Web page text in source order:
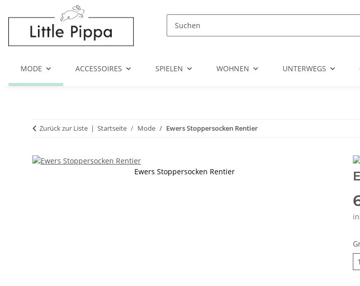
Zum Hauptinhalt springen
MODE ACCESSOIRES SPIELEN WOHNEN UNTERWEGS
Zurück zur Liste Startseite Mode Ewers Stoppersocken Rentier
Ewers Stoppersocken Rentier